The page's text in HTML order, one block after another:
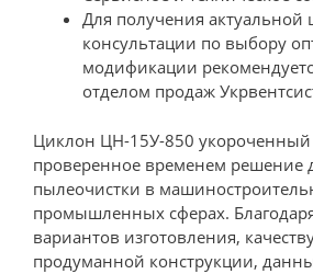
Для получения актуальной
консультации по выбору
модификации
отделом продаж
Циклон ЦН-15У-850
проверенное временем решение
пылеочистки в
промышленных сферах.
вариантов изготовления,
продуманной конструкции,